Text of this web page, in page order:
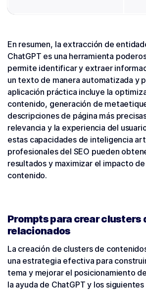
En resumen, la extracción de
ChatGPT es una herramienta
permite identificar y extraer
un texto de manera automatizada y
aplicación práctica incluye la
contenido, generación de
descripciones de página más
relevancia y la experiencia del
estas capacidades de inteligencia
profesionales del SEO pueden
resultados y maximizar el impacto
contenido.
Prompts para crear clusters
relacionados
La creación de clusters de
una estrategia efectiva para
tema y mejorar el posicionamiento
la ayuda de ChatGPT y los